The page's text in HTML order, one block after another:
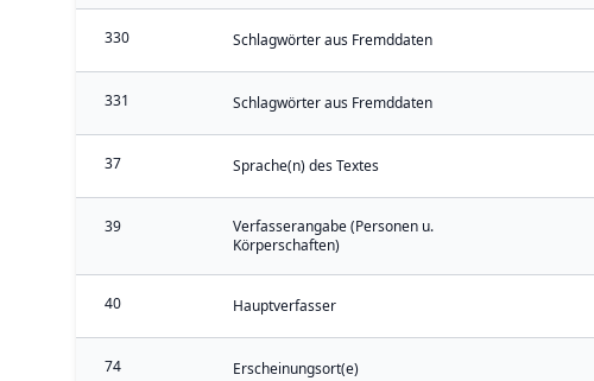
330 Schlagwörter aus Fremddaten
331 Schlagwörter aus Fremddaten
37 Sprache(n) des Textes
39
Verfasserangabe (Personen u.
Körperschaften)
40 Hauptverfasser
74 Erscheinungsort(e)